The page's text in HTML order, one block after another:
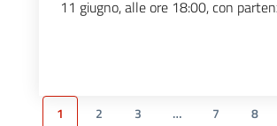
11 giugno, alle ore 18:00, con
1 2 3 … 7 8